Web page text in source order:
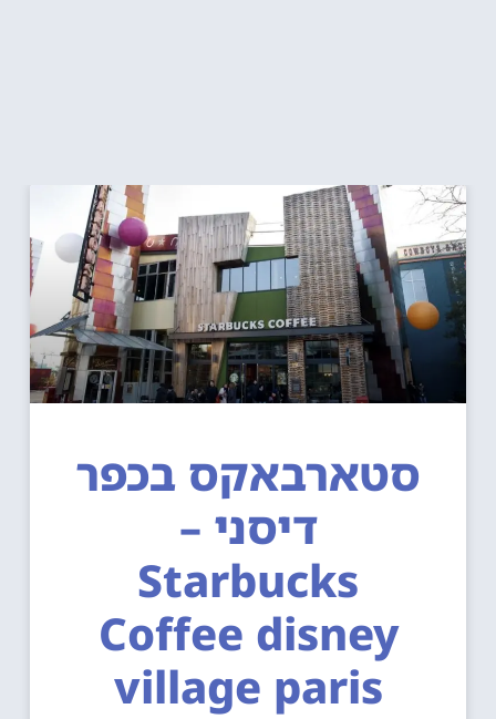
סטארבאקס בכפר
דיסני –
Starbucks
Coffee disney
village paris